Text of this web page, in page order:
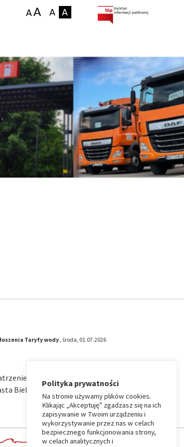
Taryfy wody, środa, 01.07.2026
w wodę i zbiorowe
Bielsk Podlaski na okres od …
Polityka prywatności
Na stronie używamy plików cookies.
Klikając „Akceptuję” zgadzasz się na ich
zapisywanie w Twoim urządzeniu i
wykorzystywanie przez nas w celach
bezpiecznego funkcjonowania strony,
w celach analitycznych i